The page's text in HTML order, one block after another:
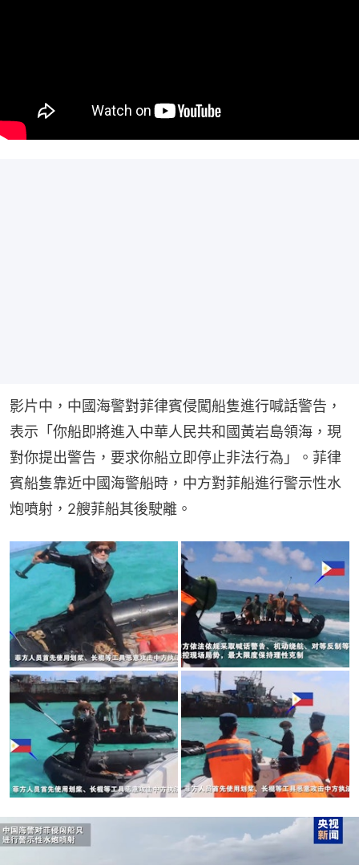
影片中，中國海警對菲律賓侵闖船隻進行喊話警告，
表示「你船即將進入中華人民共和國黃岩島領海，現
對你提出警告，要求你船立即停止非法行為」。菲律
賓船隻靠近中國海警船時，中方對菲船進行警示性水
炮噴射，2艘菲船其後駛離。